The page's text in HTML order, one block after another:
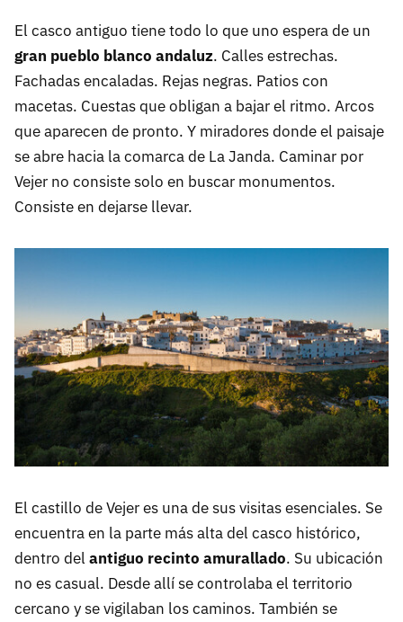
El casco antiguo tiene todo lo que uno espera de un
gran pueblo blanco andaluz. Calles estrechas.
Fachadas encaladas. Rejas negras. Patios con
macetas. Cuestas que obligan a bajar el ritmo. Arcos
que aparecen de pronto. Y miradores donde el paisaje
se abre hacia la comarca de La Janda. Caminar por
Vejer no consiste solo en buscar monumentos.
Consiste en dejarse llevar.
El castillo de Vejer es una de sus visitas esenciales. Se
encuentra en la parte más alta del casco histórico,
dentro del antiguo recinto amurallado. Su ubicación
no es casual. Desde allí se controlaba el territorio
cercano y se vigilaban los caminos. También se